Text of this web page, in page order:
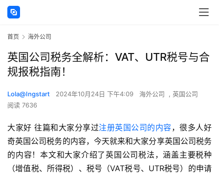
首页 海外公司
英国公司税务全解析：VAT、UTR税号与合
规报税指南！
Lola@Ingstart 2024年10月24日 下午4:09 海外公司 , 英国公司
阅读 7636
大家好 往篇和大家分享过注册英国公司的内容，很多人好
奇英国公司税务的内容，今天就来和大家分享英国公司税务
的内容！本文和大家介绍了英国公司税法，涵盖主要税种
（增值税、所得税）、税号（VAT税号、UTR税号）的申请